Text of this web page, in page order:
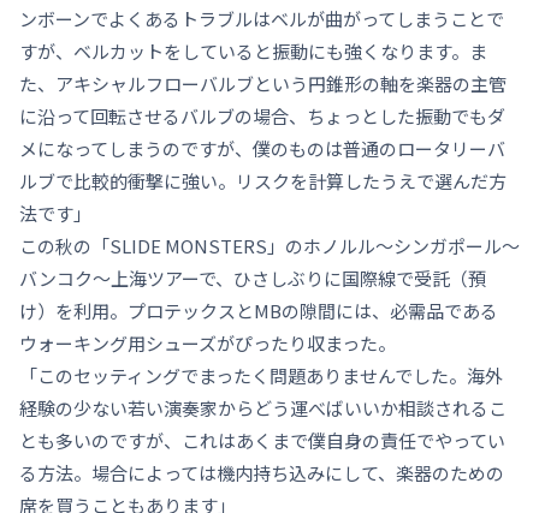
ンボーンでよくあるトラブルはベルが曲がってしまうことで
すが、ベルカットをしていると振動にも強くなります。ま
た、アキシャルフローバルブという円錐形の軸を楽器の主管
に沿って回転させるバルブの場合、ちょっとした振動でもダ
メになってしまうのですが、僕のものは普通のロータリーバ
ルブで比較的衝撃に強い。リスクを計算したうえで選んだ方
法です」
この秋の「SLIDE MONSTERS」のホノルル〜シンガポール〜
バンコク〜上海ツアーで、ひさしぶりに国際線で受託（預
け）を利用。プロテックスとMBの隙間には、必需品である
ウォーキング用シューズがぴったり収まった。
「このセッティングでまったく問題ありませんでした。海外
経験の少ない若い演奏家からどう運べばいいか相談されるこ
とも多いのですが、これはあくまで僕自身の責任でやってい
る方法。場合によっては機内持ち込みにして、楽器のための
席を買うこともあります」